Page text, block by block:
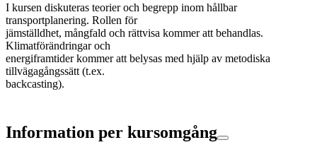
I kursen diskuteras teorier och begrepp inom hållbar
transportplanering. Rollen för
jämställdhet, mångfald och rättvisa kommer att behandlas.
Klimatförändringar och
energiframtider kommer att belysas med hjälp av metodiska
tillvägagångssätt (t.ex.
backcasting).
Information per kursomgång